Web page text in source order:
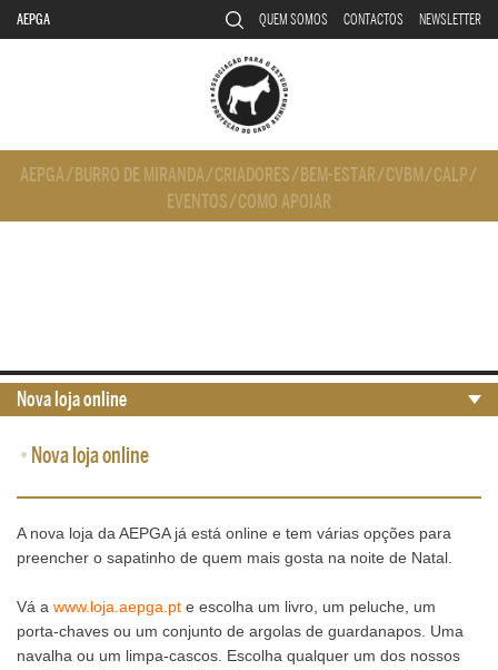
AEPGA QUEM SOMOS CONTACTOS NEWSLETTER
AEPGA/ BURRO DE MIRANDA/CRIADORES/ BEM-ESTAR/CVBM/CALP/
EVENTOS/COMO APOIAR
• Nova loja online
A nova loja da AEPGA já está online e tem várias opções para
preencher o sapatinho de quem mais gosta na noite de Natal.
Vá a www.loja.aepga.pt e escolha um livro, um peluche, um
porta-chaves ou um conjunto de argolas de guardanapos. Uma
navalha ou um limpa-cascos. Escolha qualquer um dos nossos
Nova loja online